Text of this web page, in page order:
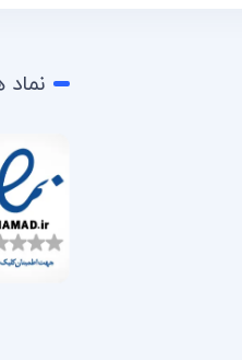
نماد